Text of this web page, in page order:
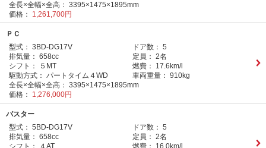
全長×全幅×全高： 3395×1475×1895mm
価格：
1,261,700円
ＰＣ
型式： 3BD-DG17V ドア数： 5
排気量： 658cc 定員： 2名
シフト：
５MT 燃費：
17.6km/l
駆動方式： パートタイム４WD 車両重量： 910kg
全長×全幅×全高： 3395×1475×1895mm
価格：
1,276,000円
バスター
型式： 5BD-DG17V ドア数： 5
排気量： 658cc 定員： 2名
シフト：
４AT 燃費：
16.0km/l